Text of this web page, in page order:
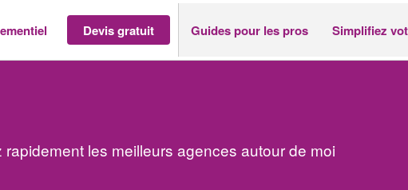
Devis gratuit Guides pour les pros Simplifiez
les meilleurs agences autour de moi